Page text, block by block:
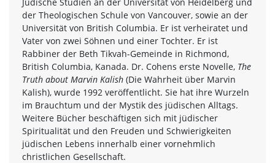
der Theologischen Schule von Vancouver, sowie an der
Universität von British Columbia. Er ist verheiratet und
Vater von zwei Söhnen und einer Tochter. Er ist
Rabbiner der Beth Tikvah-Gemeinde in Richmond,
British Columbia, Kanada. Dr. Cohens erste Novelle, The
Truth about Marvin Kalish (Die Wahrheit über Marvin
Kalish), wurde 1992 veröffentlicht. Sie hat ihre Wurzeln
im Brauchtum und der Mystik des jüdischen Alltags.
Weitere Bücher beschäftigen sich mit jüdischer
Spiritualität und den Freuden und Schwierigkeiten
jüdischen Lebens innerhalb einer vornehmlich
christlichen Gesellschaft.